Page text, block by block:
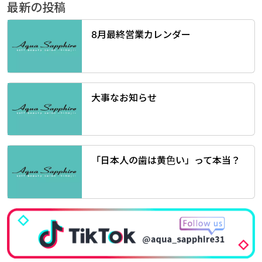
最新の投稿
8月最終営業カレンダー
大事なお知らせ
「日本人の歯は黄色い」って本当？